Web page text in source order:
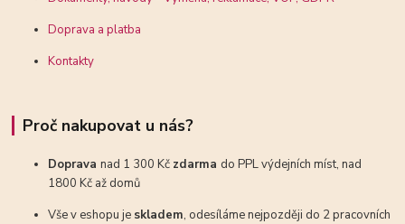
Doprava a platba
Kontakty
Proč nakupovat u nás?
Dopravanad 1 300 Kč zdarma do PPL výdejních míst, nad
1800 Kč až domů
Vše v eshopu je skladem, odesíláme nejpozději do 2 pracovních